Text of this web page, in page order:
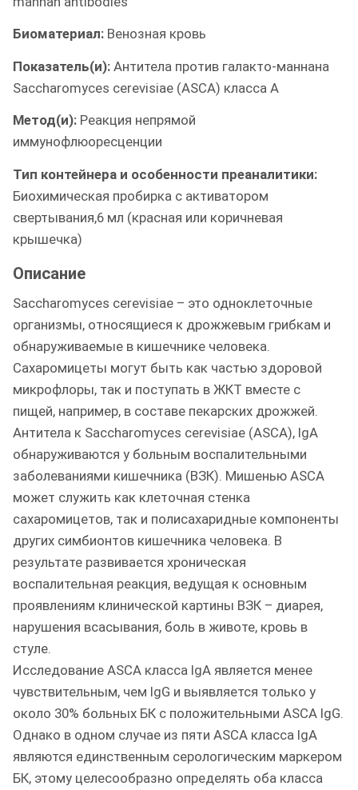
Биоматериал: Венозная кровь
Показатель(и): Антитела против галакто-маннана
Saccharomyces cerevisiae (ASCA) класса А
Метод(и): Реакция непрямой
иммунофлюоресценции
Тип контейнера и особенности преаналитики:
Биохимическая пробирка с активатором
свертывания,6 мл (красная или коричневая
крышечка)
Описание
Saccharomyces cerevisiae – это одноклеточные
организмы, относящиеся к дрожжевым грибкам и
обнаруживаемые в кишечнике человека.
Сахаромицеты могут быть как частью здоровой
микрофлоры, так и поступать в ЖКТ вместе с
пищей, например, в составе пекарских дрожжей.
Антитела к Saccharomyces cerevisiae (ASCA), IgA
обнаруживаются у больным воспалительными
заболеваниями кишечника (ВЗК). Мишенью ASCA
может служить как клеточная стенка
сахаромицетов, так и полисахаридные компоненты
других симбионтов кишечника человека. В
результате развивается хроническая
воспалительная реакция, ведущая к основным
проявлениям клинической картины ВЗК – диарея,
нарушения всасывания, боль в животе, кровь в
стуле.
Исследование ASCA класса IgA является менее
чувствительным, чем IgG и выявляется только у
около 30% больных БК с положительными ASCA IgG.
Однако в одном случае из пяти ASCA класса IgA
являются единственным серологическим маркером
БК, этому целесообразно определять оба класса